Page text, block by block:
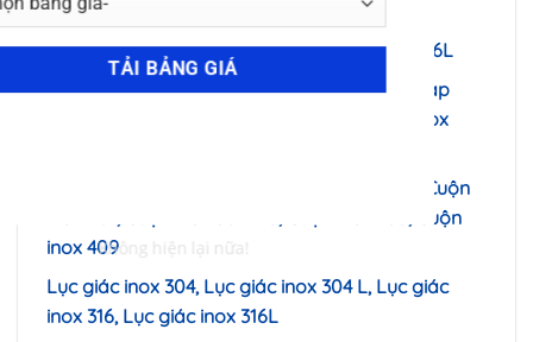
Vuông đặc inox 304, Vuông đặc inox
304L, Vuông đặc inox 316, Vuông đặc inox 316L
Láp inox 304, Láp inox 304 L, Láp inox 316, Láp
inox 316L,Láp inox 303, Láp inox 310s, Láp inox
Cuộn inox 304, Cuộn inox 316, Cuộn inox 301,Cuộn
inox 201, Cuộn inox 304420, Cuộn inox 430, Cuộn
inox 409
Lục giác inox 304, Lục giác inox 304 L, Lục giác
inox 316, Lục giác inox 316L